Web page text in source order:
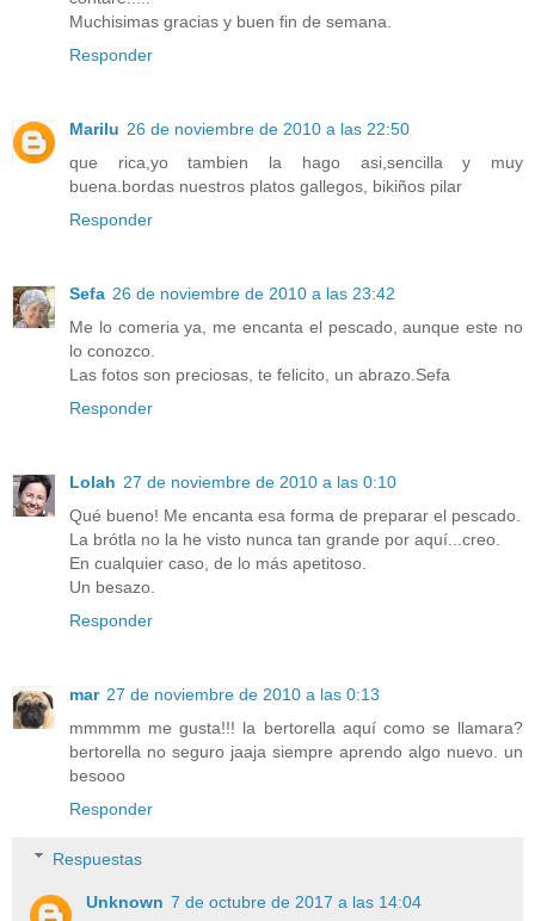
Muchisimas gracias y buen fin de semana.
Responder
Marilu 26 de noviembre de 2010 a las 22:50
que rica,yo tambien la hago asi,sencilla y muy
buena.bordas nuestros platos gallegos, bikiños pilar
Responder
Sefa 26 de noviembre de 2010 a las 23:42
Me lo comeria ya, me encanta el pescado, aunque este no
lo conozco.
Las fotos son preciosas, te felicito, un abrazo.Sefa
Responder
Lolah 27 de noviembre de 2010 a las 0:10
Qué bueno! Me encanta esa forma de preparar el pescado.
La brótla no la he visto nunca tan grande por aquí...creo.
En cualquier caso, de lo más apetitoso.
Un besazo.
Responder
mar 27 de noviembre de 2010 a las 0:13
mmmmm me gusta!!! la bertorella aquí como se llamara?
bertorella no seguro jaaja siempre aprendo algo nuevo. un
besooo
Responder
Respuestas
Unknown 7 de octubre de 2017 a las 14:04